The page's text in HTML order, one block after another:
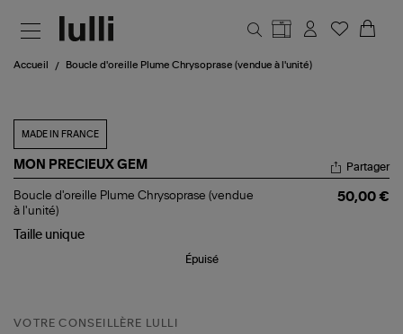
Accueil Boucle d'oreille Plume Chrysoprase (vendue à l'unité)
MADE IN FRANCE
MON PRECIEUX GEM
Boucle
d'oreille
Chrysoprase
Partager
Boucle d'oreille Plume Chrysoprase (vendue
à l'unité)
50,00 €
Taille unique
Épuisé
VOTRE CONSEILLÈRE LULLI